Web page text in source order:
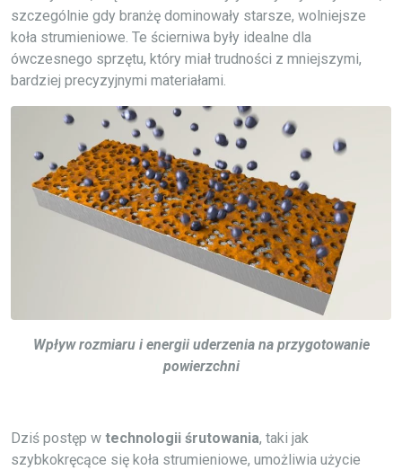
szczególnie gdy branżę dominowały starsze, wolniejsze
koła strumieniowe. Te ścierniwa były idealne dla
ówczesnego sprzętu, który miał trudności z mniejszymi,
bardziej precyzyjnymi materiałami.
Wpływ rozmiaru i energii uderzenia na przygotowanie
powierzchni
Dziś postęp w technologii śrutowania, taki jak
szybkokręcące się koła strumieniowe, umożliwia użycie